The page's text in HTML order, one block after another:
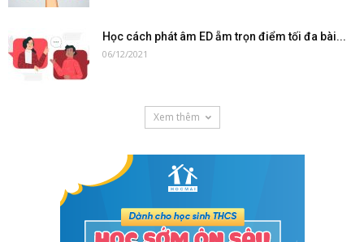
Học cách phát âm ED ẵm trọn điểm tối đa bài...
06/12/2021
Xem thêm